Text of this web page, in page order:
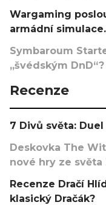
Wargaming
armádní
Symbaroum
„švédským DnD“?
Recenze
7 Divů světa:
Deskovka The
nové hry ze světa
Recenze Dračí
klasický Dračák?